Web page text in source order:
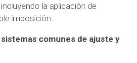
la aplicación de
imposición.
comunes de ajuste y